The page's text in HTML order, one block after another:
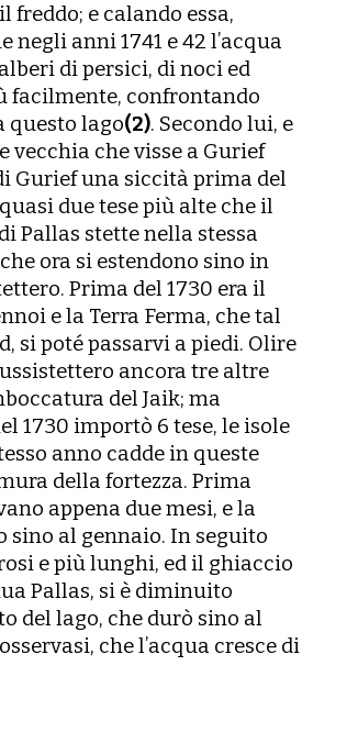
freddo; e calando essa,
negli anni 1741 e 42 lʼacqua
di persici, di noci ed
facilmente, confrontando
questo lago(2). Secondo lui, e
che visse a Gurief
Gurief una siccità prima del
due tese più alte che il
Pallas stette nella stessa
ora si estendono sino in
Prima del 1730 era il
e la Terra Ferma, che tal
si poté passarvi a piedi. Olire
ancora tre altre
del Jaik; ma
1730 importò 6 tese, le isole
anno cadde in queste
della fortezza. Prima
appena due mesi, e la
sino al gennaio. In seguito
e più lunghi, ed il ghiaccio
Pallas, si è diminuito
del lago, che durò sino al
che lʼacqua cresce di